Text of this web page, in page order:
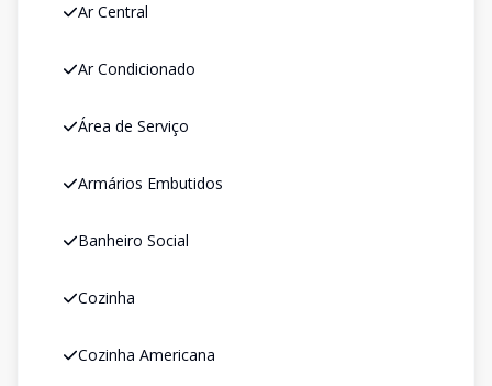
Ar Central
Ar Condicionado
Área de Serviço
Armários Embutidos
Banheiro Social
Cozinha
Cozinha Americana